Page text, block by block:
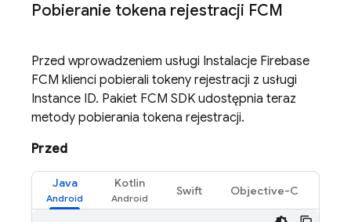
Pobieranie tokena rejestracji FCM
Przed wprowadzeniem usługi Instalacje Firebase
FCM klienci pobierali tokeny rejestracji z usługi
Instance ID. Pakiet FCM SDK udostępnia teraz
metody pobierania tokena rejestracji.
Przed
Java Kotlin
Swift Objective-C